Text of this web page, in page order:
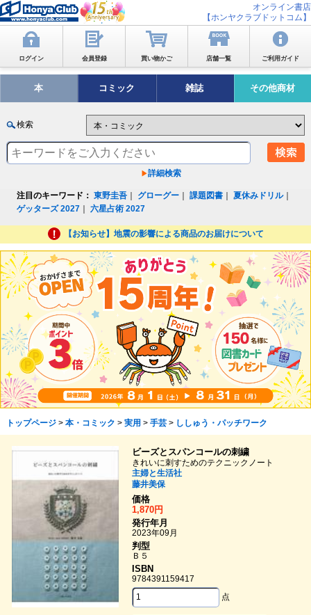
オンライン書店
【ホンヤクラブドットコム】
ログイン 会員登録 買い物かご 店舗一覧 ご利用ガイド
本 コミック 雑誌 その他商材
検索
詳細検索
注目のキーワード： 東野圭吾 グローグー ｜課題図書 ｜夏休みドリル｜
ゲッターズ 2027 ｜六星占術 2027
【お知らせ】地震の影響による商品のお届けについて
トップページ> 本・コミック > 実用 > 手芸> ししゅう・パッチワーク
ビーズとスパンコールの刺繍
きれいに刺すためのテクニックノート
主婦と生活社
藤井美保
価格
1,870円
発行年月
2023年09月
判型
Ｂ５
ISBN
9784391159417
点